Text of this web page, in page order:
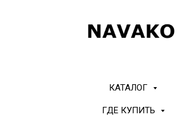
КАТАЛОГ
ГДЕ КУПИТЬ